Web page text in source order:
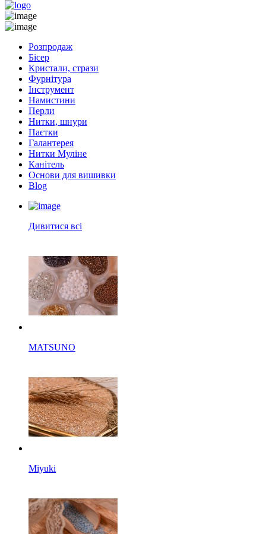
Розпродаж
Бісер
Кристали, стрази
Фурнітура
Інструмент
Намистини
Перли
Нитки, шнури
Паєтки
Галантерея
Нитки Муліне
Канітель
Основи для вишивки
Blog
Дивитися всі
MATSUNO
Miyuki